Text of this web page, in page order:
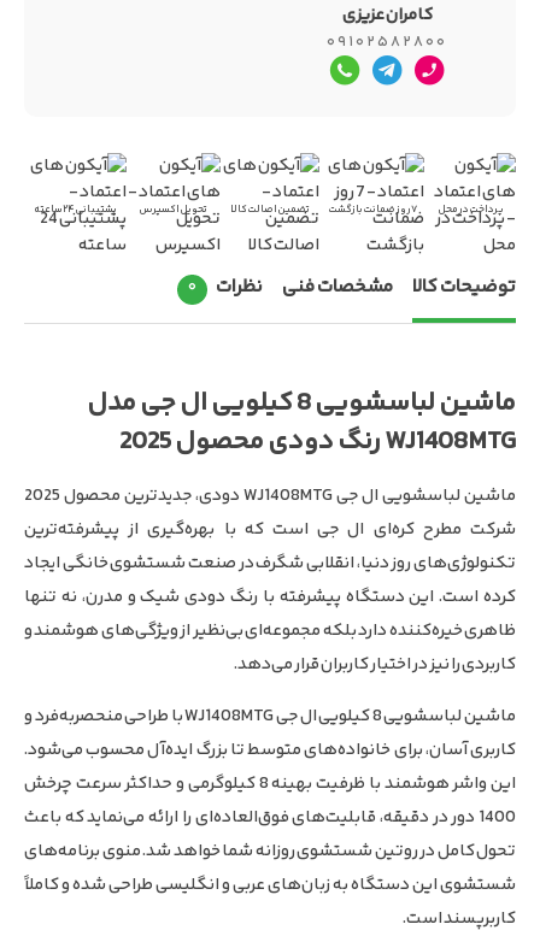
کامران عزیزی
۰۹۱۰۲۵۸۲۸۰۰
تماس
تلفنی
تلگرامواتس‌اپ
پرداخت در محل ۷ روز ضمانت بازگشت تضمین اصالت کالا تحویل اکسپرس پشتیبانی ۲۴ ساعته
توضیحات کالا مشخصات فنی نظرات ۰
ماشین لباسشویی 8 کیلویی ال جی مدل
WJ1408MTG رنگ دودی محصول 2025
ماشین لباسشویی ال جی WJ1408MTG دودی، جدیدترین محصول 2025
شرکت مطرح کره‌ای ال جی است که با بهره‌گیری از پیشرفته‌ترین
تکنولوژی‌های روز دنیا، انقلابی شگرف در صنعت شستشوی خانگی ایجاد
کرده است. این دستگاه پیشرفته با رنگ دودی شیک و مدرن، نه تنها
ظاهری خیره‌کننده دارد بلکه مجموعه‌ای بی‌نظیر از ویژگی‌های هوشمند و
کاربردی را نیز در اختیار کاربران قرار می‌دهد.
ماشین لباسشویی 8 کیلویی ال جی WJ1408MTG با طراحی منحصربه‌فرد و
کاربری آسان، برای خانواده‌های متوسط تا بزرگ ایده‌آل محسوب می‌شود.
این واشر هوشمند با ظرفیت بهینه 8 کیلوگرمی و حداکثر سرعت چرخش
1400 دور در دقیقه، قابلیت‌های فوق‌العاده‌ای را ارائه می‌نماید که باعث
تحول کامل در روتین شستشوی روزانه شما خواهد شد. منوی برنامه‌های
شستشوی این دستگاه به زبان‌های عربی و انگلیسی طراحی شده و کاملاً
کاربرپسند است.